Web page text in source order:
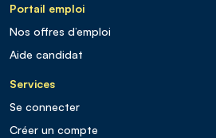
Portail emploi
Nos offres d’emploi
Aide candidat
Services
Se connecter
Créer un compte